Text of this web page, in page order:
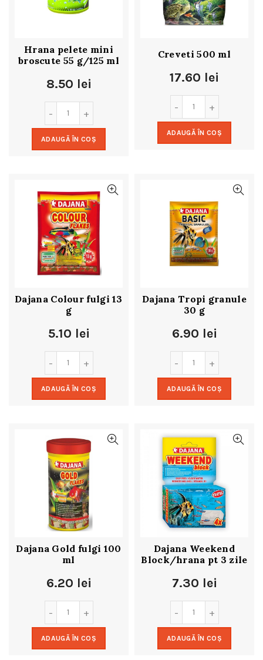
Hrana pelete mini
broscute 55 g/125 ml
8.50 lei
ADAUGĂ ÎN COȘ
Creveti 500 ml
17.60 lei
ADAUGĂ ÎN COȘ
Dajana Colour fulgi 13
g
5.10 lei
ADAUGĂ ÎN COȘ
Dajana Tropi granule
30 g
6.90 lei
ADAUGĂ ÎN COȘ
Dajana Gold fulgi 100
ml
6.20 lei
ADAUGĂ ÎN COȘ
Dajana Weekend
Block/hrana pt 3 zile
7.30 lei
ADAUGĂ ÎN COȘ